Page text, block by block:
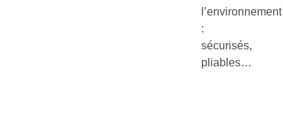
l’environnement
:
sécurisés,
pliables…